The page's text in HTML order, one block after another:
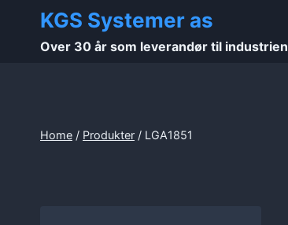
content
KGS Systemer as
Over 30 år som leverandør til industrien
Home / Produkter / LGA1851